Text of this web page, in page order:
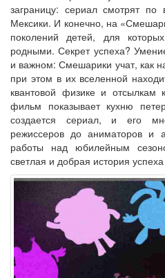
заграницу: сериал смотрят
Мексики. И конечно, на
поколений детей, для
родными. Секрет успеха?
и важном: Смешарики учат, как
при этом в их вселенной
квантовой физике и
фильм показывает кухню
создается сериал, и его
режиссеров до аниматоров и
работы над юбилейным
светлая и добрая история